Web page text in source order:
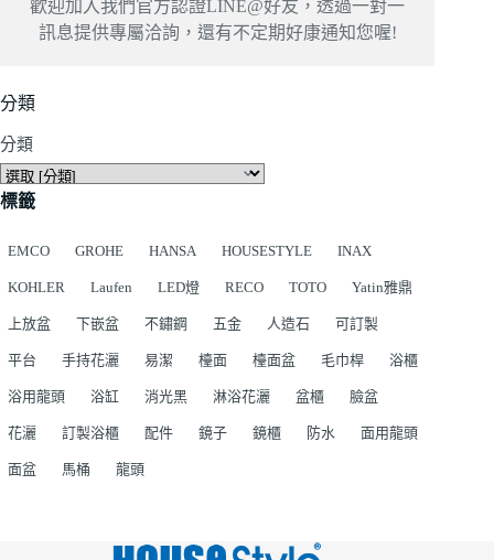
歡迎加入我們官方認證LINE@好友，透過一對一
訊息提供專屬洽詢，還有不定期好康通知您喔!
分類
分類
標籤
EMCO GROHE HANSA HOUSESTYLE INAX
KOHLER Laufen LED燈 RECO TOTO Yatin雅鼎
上放盆 下嵌盆 不鏽鋼 五金 人造石 可訂製
平台 手持花灑 易潔 檯面 檯面盆 毛巾桿 浴櫃
浴用龍頭 浴缸 消光黑 淋浴花灑 盆櫃 臉盆
花灑 訂製浴櫃 配件 鏡子 鏡櫃 防水 面用龍頭
面盆 馬桶 龍頭